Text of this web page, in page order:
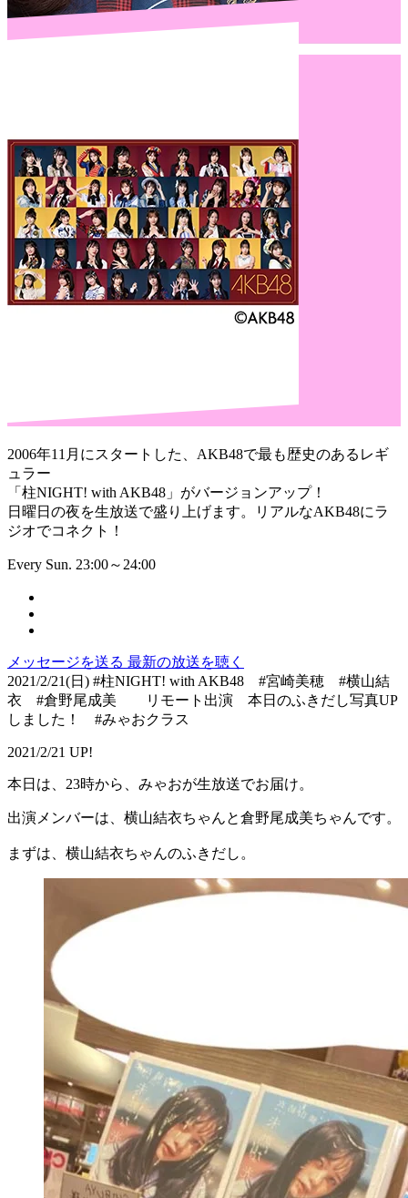
2006年11月にスタートした、AKB48で最も歴史のあるレギ
ュラー
「柱NIGHT! with AKB48」がバージョンアップ！
日曜日の夜を生放送で盛り上げます。リアルなAKB48にラ
ジオでコネクト！
Every Sun. 23:00～24:00
メッセージを送る 最新の放送を聴く
2021/2/21(日) #柱NIGHT! with AKB48 #宮崎美穂 #横山結
衣 #倉野尾成美 リモート出演 本日のふきだし写真UP
しました！ #みゃおクラス
2021/2/21 UP!
本日は、23時から、みゃおが生放送でお届け。
出演メンバーは、横山結衣ちゃんと倉野尾成美ちゃんです。
まずは、横山結衣ちゃんのふきだし。